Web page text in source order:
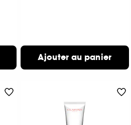
Ajouter au panier